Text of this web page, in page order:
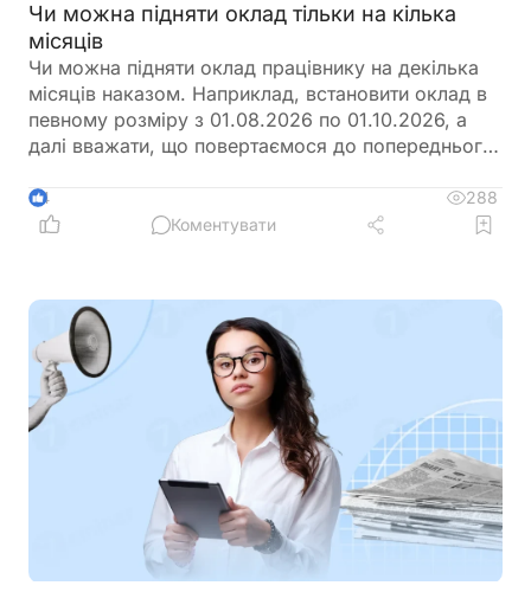
Чи можна підняти оклад тільки на кілька
місяців
Чи можна підняти оклад працівнику на декілька
місяців наказом. Наприклад, встановити оклад в
певному розміру з 01.08.2026 по 01.10.2026, а
далі вважати, що повертаємося до попереднього
4
288
Коментувати